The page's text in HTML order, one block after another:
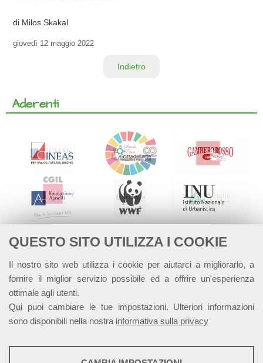
QUESTO SITO UTILIZZA I COOKIE
Il nostro sito web utilizza i cookie per aiutarci a migliorarlo, a
fornire il miglior servizio possibile ed a offrire un'esperienza
ottimale agli utenti.
Qui puoi cambiare le tue impostazioni. Ulteriori informazioni
sono disponibili nella nostra informativa sulla privacy
STATISTICHE
di Milos Skakal
giovedì 12 maggio 2022
Indietro
Aderenti